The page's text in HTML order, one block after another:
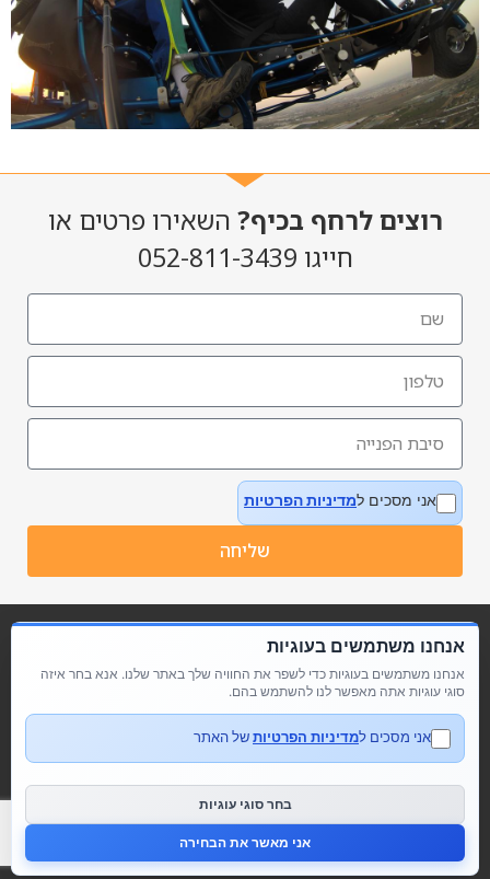
רוצים לרחף בכיף? השאירו פרטים או
חייגו 052-811-3439
אני מסכים למדיניות הפרטיות
שליחה
© כל הזכויות שמורות לבקאי ישראל Buckeye Israel
מדיניות פרטיות הצהרת נגישות
אנחנו משתמשים בעוגיות
אנחנו משתמשים בעוגיות כדי לשפר את החוויה שלך באתר שלנו. אנא בחר איזה
סוגי עוגיות אתה מאפשר לנו להשתמש בהם.
אני מסכים למדיניות הפרטיותשל האתר
בחר סוגי עוגיות
אני מאשר את הבחירה